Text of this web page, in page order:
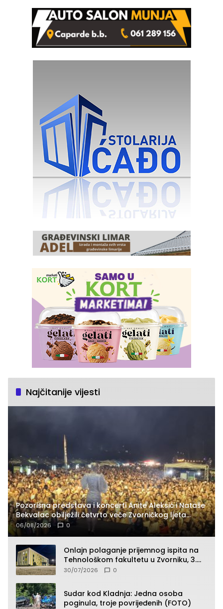
Kravice.
Najčitanije vijesti
Pozorišna predstava i koncerti Anite Aleksić i Nataše
Bekvalac obilježili četvrto veče Zvorničkog ljeta
(FOTO)
06/08/2026 0
Onlajn polaganje prijemnog ispita na
Tehnološkom fakultetu u Zvorniku, 3.
septembra u 9.00 časova
30/07/2026 0
Sudar kod Kladnja: Jedna osoba
poginula, troje povrijeđenih (FOTO)